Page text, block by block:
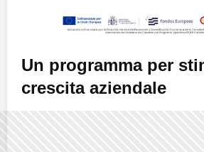
Un programma per
crescita aziendale